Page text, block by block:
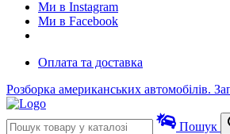
Ми в Instagram
Ми в Facebook
Оплата та доставка
Розборка американських автомобілів.
Пошук